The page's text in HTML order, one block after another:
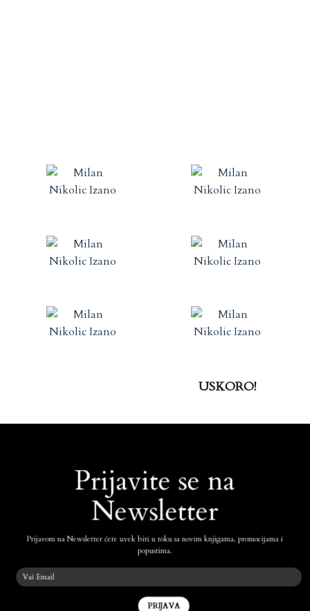
USKORO!
Prijavite se na
Newsletter
Prijavom na Newsletter ćete uvek biti u toku sa novim knjigama, promocijama i
popustima.